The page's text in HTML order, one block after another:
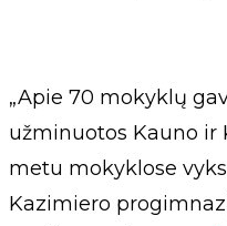
„Apie 70 mokyklų
užminuotos Kauno ir
metu mokyklose
Kazimiero